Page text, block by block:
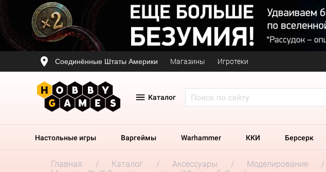
Соединённые Штаты Америки Магазины Игротеки
Каталог
Настольные игры Варгеймы Warhammer ККИ Берсерк
Главная Каталог Аксессуары Моделирование